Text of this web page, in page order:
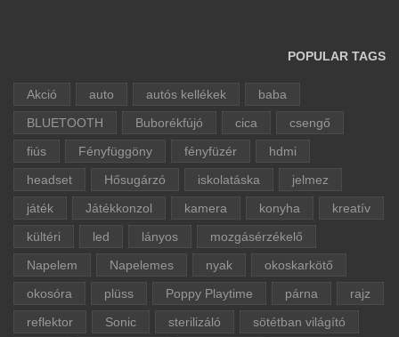
POPULAR TAGS
Akció auto autós kellékek
baba
BLUETOOTH
Buborékfújó cica
csengő
fiús
Fényfüggöny fényfüzér
hdmi
headset
Hősugárzó iskolatáska
jelmez
játék
Játékkonzol kamera konyha
kreatív
kültéri
led lányos
mozgásérzékelő
Napelem
Napelemes nyak
okoskarkötő
okosóra
plüss Poppy Playtime párna
rajz
reflektor
Sonic sterilizáló
sötétban világító